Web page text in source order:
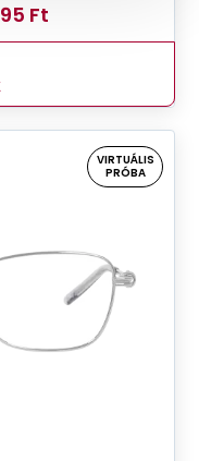
Ft
VIRTUÁLIS
PRÓBA